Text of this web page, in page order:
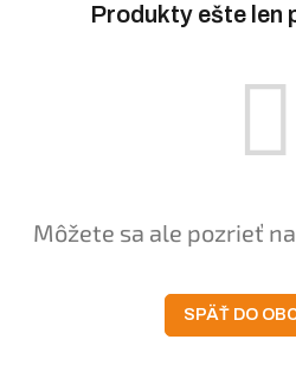
Produkty ešte len
Môžete sa ale pozrieť
SPÄŤ DO